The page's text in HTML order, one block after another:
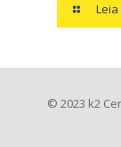
Leia
© 2023 k2